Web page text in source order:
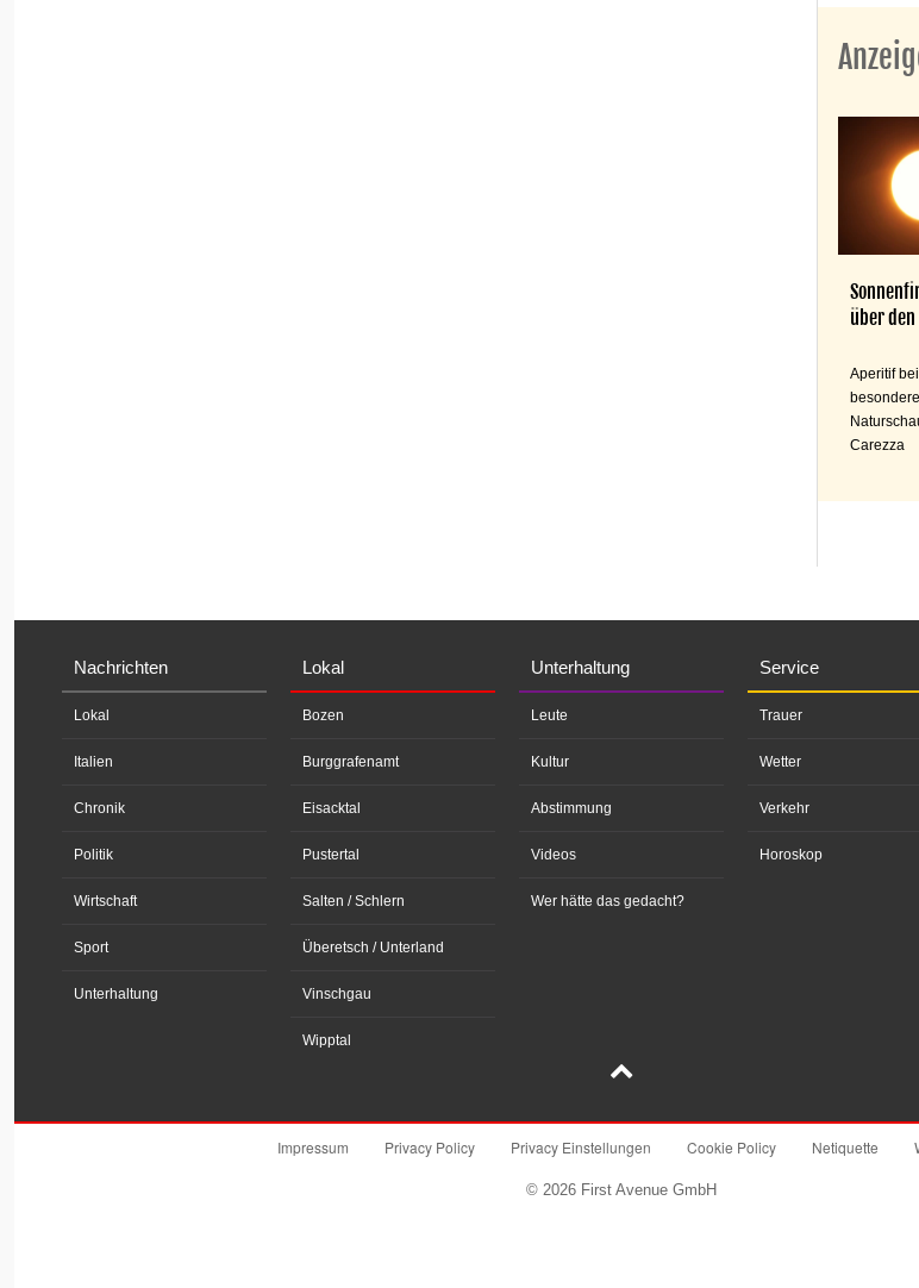
über
Aperitif
Carezza
Nachrichten
Lokal
Italien
Chronik
Politik
Wirtschaft
Sport
Unterhaltung
Lokal
Bozen
Burggrafenamt
Eisacktal
Pustertal
Salten / Schlern
Überetsch / Unterland
Vinschgau
Wipptal
Unterhaltung
Leute
Kultur
Abstimmung
Videos
Wer hätte das gedacht?
Service
Trauer
Wetter
Verkehr
Horoskop
Impressum Privacy Policy Privacy Einstellungen Cookie Policy Netiquette
© 2026 First Avenue GmbH